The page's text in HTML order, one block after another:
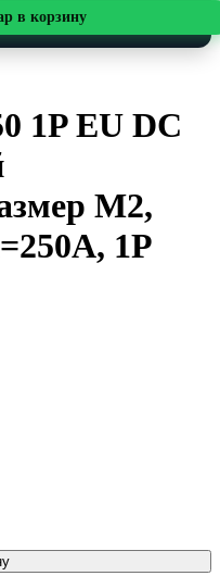
в корзину
1P EU DC
M2,
1P